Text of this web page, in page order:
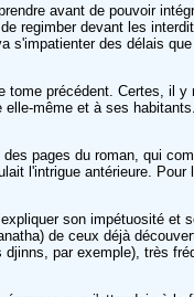
avant de pouvoir
regimber devant les
s'impatienter des délais
précédent. Certes, il
même et à ses
pages du roman, qui
l'intrigue antérieure. Pour
son impétuosité et
de ceux déjà
par exemple), très